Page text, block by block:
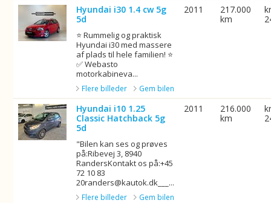
Hyundai i30 1.4 cw 5g
5d
⭐ Rummelig og praktisk
Hyundai i30 med massere
af plads til hele familien! ⭐
✅ Webasto
motorkabineva...
Gem bilen
Flere billeder
2011
217.000
km
Hyundai i10 1.25
Classic Hatchback 5g
5d
"Bilen kan ses og prøves
på:Ribevej 3, 8940
RandersKontakt os på:+45
72 10 83
20randers@kautok.dk___...
Gem bilen
Flere billeder
2011
216.000
km